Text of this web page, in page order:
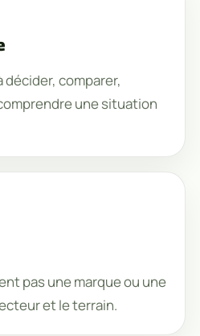
décider, comparer,
une situation
pas une marque ou une
et le terrain.